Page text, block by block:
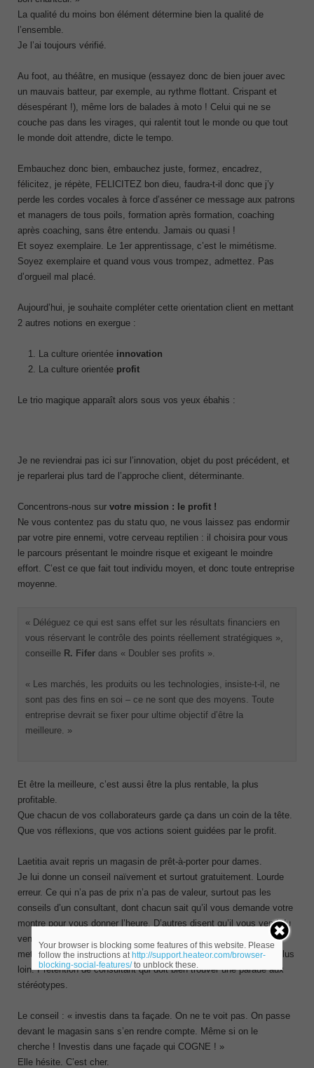
La qualité du moins bon élément détermine bien la qualité de
l’ensemble.
Je l’ai toujours vérifié.
Au foot, au théâtre, en musique (essayez donc de bien jouer avec
un mauvais batteur, par exemple, au rythme flottant. Crispant et
désespérant !), même lors de balades à moto ! Celui qui ne se
couche pas dans les virages, qui ralentit tout le monde ou que tout
le monde doit attendre, dicte le tempo.
Embauchez donc bien, embauchez juste, formez, encadrez,
félicitez, je répète, FELICITEZ bon dieu, faudra-t-il donc que j’y
perde les cordes vocales à force d’asséner ce message aux patrons
et managers de tous poils, formation après formation, coaching
après coaching, sans être entendu. Jamais ou quasi !
Et soyez exemplaire. Le 1 er apprentissage, c’est le mimétisme.
Soyez exemplaire et quand vous vous trompez, admettez. Pas
d’orgueil mal placé.
Aujourd’hui, je souhaite compléter cette orientation client en mettant
2 autres notions en exergue :
La culture orientée innovation
La culture orientée profit
Le trio magique apparaît alors sous vos yeux ébahis :
Je ne reviendrai pas ici sur l’innovation, objet du post précédent, et
je reparlerai plus tard de l’approche client, déterminante.
Concentrons-nous sur votre mission : le profit !
Ne vous contentez pas du statu quo, ne vous laissez pas endormir
par votre pire ennemi, votre cerveau reptilien : il choisira pour vous
le parcours présentant le moindre risque et exigeant le moindre
effort. C’est ce que fait tout individu moyen, et donc toute entreprise
moyenne.
« Déléguez ce qui est sans effet sur les résultats financiers en
vous réservant le contrôle des points réellement stratégiques »,
conseille R. Fifer dans « Doubler ses profits ».
« Les marchés, les produits ou les technologies, insiste-t-il, ne
sont pas des fins en soi – ce ne sont que des moyens. Toute
entreprise devrait se fixer pour ultime objectif d’être la
meilleure. »
Et être la meilleure, c’est aussi être la plus rentable, la plus
profitable.
Que chacun de vos collaborateurs garde ça dans un coin de la tête.
Que vos réflexions, que vos actions soient guidées par le profit.
Laetitia avait repris un magasin de prêt-à-porter pour dames.
Je lui donne un conseil naïvement et surtout gratuitement. Lourde
erreur. Ce qui n’a pas de prix n’a pas de valeur, surtout pas les
conseils d’un consultant, dont chacun sait qu’il vous demande votre
montre pour vous donner l’heure. D’autres disent qu’il vous vend du
vent, ce qui est plus juste. J’aime à dire à ces autres que s’ils
mettent une voile devant l’air que je souffle, ils iront plus vite et plus
loin. Prétention de consultant qui doit bien trouver une parade aux
stéréotypes.
Le conseil : « investis dans ta façade. On ne te voit pas. On passe
devant le magasin sans s’en rendre compte. Même si on le
cherche ! Investis dans une façade qui COGNE ! »
Elle hésite. C’est cher.
Your browser is blocking some features of this website. Please
follow the instructions at http://support.heateor.com/browser-
blocking-social-features/to unblock these.